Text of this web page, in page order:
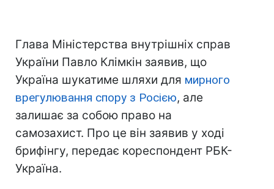
Глава Міністерства внутрішніх справ
України Павло Клімкін заявив, що
Україна шукатиме шляхи для мирного
врегулювання спору з Росією, але
залишає за собою право на
самозахист. Про це він заявив у ході
брифінгу, передає кореспондент РБК-
Україна.